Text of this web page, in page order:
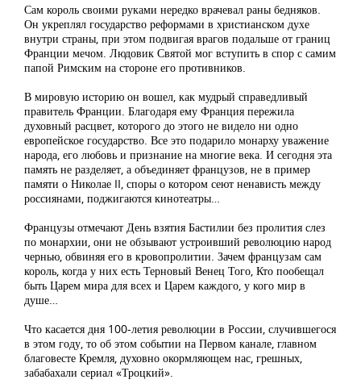
Сам король своими руками нередко врачевал раны бедняков.
Он укреплял государство реформами в христианском духе
внутри страны, при этом подвигая врагов подальше от границ
Франции мечом. Людовик Святой мог вступить в спор с самим
папой Римским на стороне его противников.
В мировую историю он вошел, как мудрый справедливый
правитель Франции. Благодаря ему Франция пережила
духовный расцвет, которого до этого не видело ни одно
европейское государство. Все это подарило монарху уважение
народа, его любовь и признание на многие века. И сегодня эта
память не разделяет, а объединяет французов, не в пример
памяти о Николае II, споры о котором сеют ненависть между
россиянами, поджигаются кинотеатры…
Французы отмечают День взятия Бастилии без пролития слез
по монархии, они не обзывают устроивший революцию народ
чернью, обвиняя его в кровопролитии. Зачем французам сам
король, когда у них есть Терновый Венец Того, Кто пообещал
быть Царем мира для всех и Царем каждого, у кого мир в
душе…
Что касается дня 100-летия революции в России, случившегося
в этом году, то об этом событии на Первом канале, главном
благовесте Кремля, духовно окормляющем нас, грешных,
забабахали сериал «Троцкий».